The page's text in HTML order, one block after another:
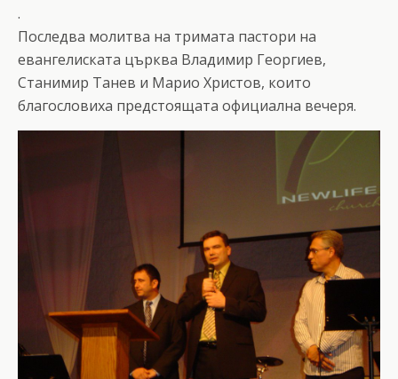
.
Последва молитва на тримата пастори на
евангелиската църква Владимир Георгиев,
Станимир Танев и Марио Христов, които
благословиха предстоящата официална вечеря.